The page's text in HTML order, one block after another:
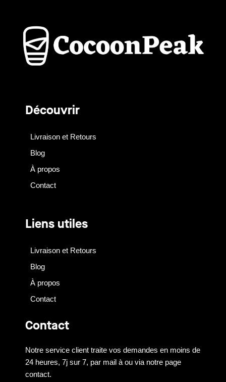
Découvrir
Livraison et Retours
Blog
À propos
Contact
Liens utiles
Livraison et Retours
Blog
À propos
Contact
Contact
Notre service client traite vos demandes en moins de
24 heures, 7j sur 7, par mail à ou via notre page
contact.